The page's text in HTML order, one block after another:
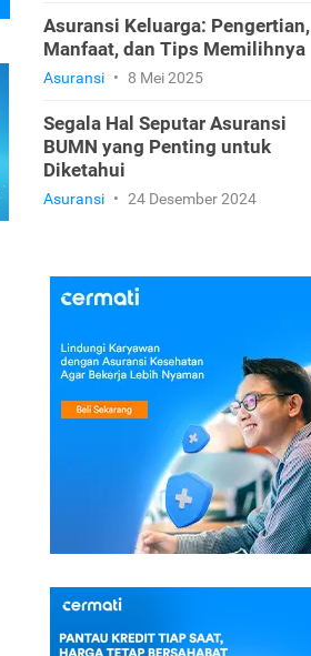
Asuransi Keluarga: Pengertian,
Manfaat, dan Tips Memilihnya
Asuransi • 8 Mei 2025
Segala Hal Seputar Asuransi
BUMN yang Penting untuk
Diketahui
Asuransi • 24 Desember 2024